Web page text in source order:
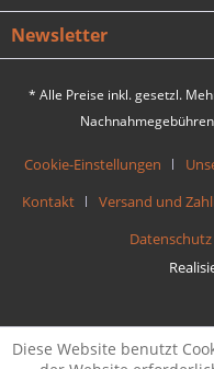
Newsletter
* Alle Preise inkl. gesetzl.
Cookie-Einstellungen
Kontakt
Versand und
Datenschutz
Diese Website benutzt